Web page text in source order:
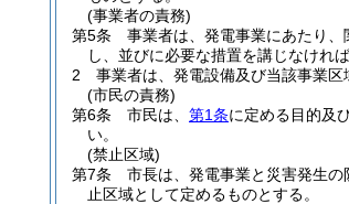
(事業者の責務)
第5条
事業者は、発電事業にあたり
し、並びに必要な措置を講じなければ
2
事業者は、発電設備及び当該事業区
(市民の責務)
第6条
市民は、 第1条に定める目的及
い。
(禁止区域)
第7条
市長は、発電事業と災害発生の
止区域として定めるものとする。